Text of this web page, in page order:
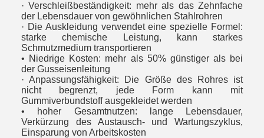
· Verschleißbeständigkeit: mehr als das Zehnfache
der Lebensdauer von gewöhnlichen Stahlrohren
· Die Auskleidung verwendet eine spezielle Formel:
starke chemische Leistung, kann starkes
Schmutzmedium transportieren
• Niedrige Kosten: mehr als 50% günstiger als bei
der Gusseisenleitung
· Anpassungsfähigkeit: Die Größe des Rohres ist
nicht begrenzt, jede Form kann mit
Gummiverbundstoff ausgekleidet werden
• hoher Gesamtnutzen: lange Lebensdauer,
Verkürzung des Austausch- und Wartungszyklus,
Einsparung von Arbeitskosten